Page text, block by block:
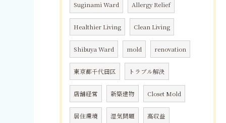
Suginami Ward Allergy Relief
Healthier Living Clean Living
Shibuya Ward mold renovation
東京都千代田区 トラブル解決
店舗経営 新築建物 Closet Mold
居住環境 湿気問題 高収益